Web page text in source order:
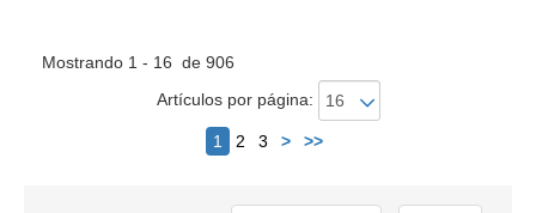
Mostrando 1 - 16 de 906
Artículos por página:
1 2 3 > >>Siguiente